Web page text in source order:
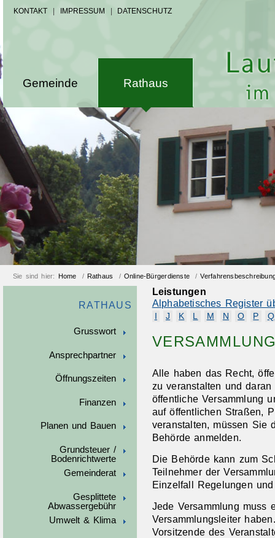
KONTAKT IMPRESSUM DATENSCHUTZ
Gemeinde Rathaus
Sie sind hier: Home / Rathaus / Online-Bürgerdienste /
RATHAUS
Grusswort
Ansprechpartner
Öffnungszeiten
Finanzen
Planen und Bauen
Grundsteuer /
Bodenrichtwerte
Gemeinderat
Gesplittete
Abwassergebühr
Umwelt & Klima
Leistungen
Alphabetisches Register
J K L M N O P Q
Alle haben das Recht,
zu veranstalten und
öffentliche Versammlung
auf öffentlichen Straßen,
veranstalten, müssen Sie
Behörde anmelden.
Die Behörde kann zum
Teilnehmer der
Einzelfall Regelungen
Jede Versammlung muss
Versammlungsleiter
Vorsitzende des